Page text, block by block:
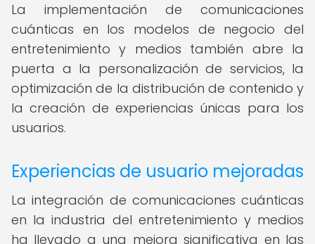
La implementación de comunicaciones
cuánticas en los modelos de negocio del
entretenimiento y medios también abre la
puerta a la personalización de servicios, la
optimización de la distribución de contenido y
la creación de experiencias únicas para los
usuarios.
Experiencias de usuario mejoradas
La integración de comunicaciones cuánticas
en la industria del entretenimiento y medios
ha llevado a una mejora significativa en las